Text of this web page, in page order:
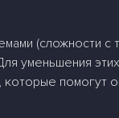
(сложности
уменьшения
помогут